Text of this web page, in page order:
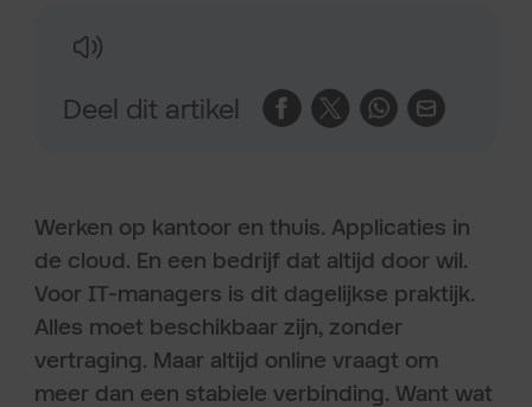
Deel dit artikel
Werken op kantoor en thuis. Applicaties in
de cloud. En een bedrijf dat altijd door wil.
Voor IT-managers is dit dagelijkse praktijk.
Alles moet beschikbaar zijn, zonder
vertraging. Maar altijd online vraagt om
meer dan een stabiele verbinding. Want wat